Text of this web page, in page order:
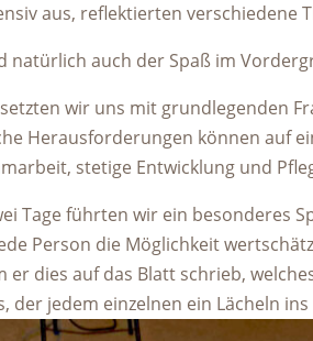
aus, reflektierten verschiedene
natürlich auch der Spaß im
wir uns mit grundlegenden
Herausforderungen können auf
stetige Entwicklung und
Tage führten wir ein besonderes
Person die Möglichkeit
er dies auf das Blatt schrieb,
der jedem einzelnen ein Lächeln